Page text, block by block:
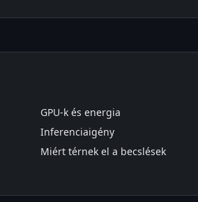
GPU-k és energia
Inferenciaigény
Miért térnek el a becslések